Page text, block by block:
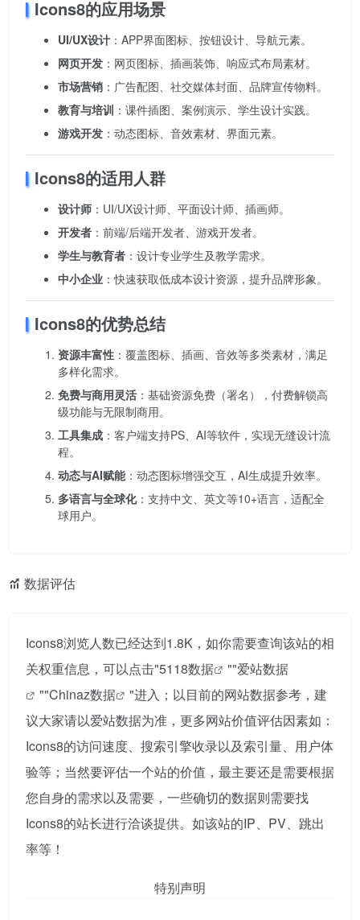
Icons8的应用场景
UI/UX设计 ：APP界面图标、按钮设计、导航元素。
网页开发 ：网页图标、插画装饰、响应式布局素材。
市场营销 ：广告配图、社交媒体封面、品牌宣传物料。
教育与培训 ：课件插图、案例演示、学生设计实践。
游戏开发 ：动态图标、音效素材、界面元素。
Icons8的适用人群
设计师 ：UI/UX设计师、平面设计师、插画师。
开发者 ：前端/后端开发者、游戏开发者。
学生与教育者 ：设计专业学生及教学需求。
中小企业 ：快速获取低成本设计资源，提升品牌形象。
Icons8的优势总结
资源丰富性 ：覆盖图标、插画、音效等多类素材，满足
多样化需求。
免费与商用灵活 ：基础资源免费（署名），付费解锁高
级功能与无限制商用。
工具集成 ：客户端支持PS、AI等软件，实现无缝设计流
程。
动态与AI赋能：动态图标增强交互，AI生成提升效率。
多语言与全球化：支持中文、英文等10+语言，适配全
球用户。
数据评估
Icons8浏览人数已经达到1.8K，如你需要查询该站的相
关权重信息，可以点击"5118数据 ""爱站数据
""Chinaz数据
"进入；以目前的网站数据参考，建
议大家请以爱站数据为准，更多网站价值评估因素如：
Icons8的访问速度、搜索引擎收录以及索引量、用户体
验等；当然要评估一个站的价值，最主要还是需要根据
您自身的需求以及需要，一些确切的数据则需要找
Icons8的站长进行洽谈提供。如该站的IP、PV、跳出
率等！
特别声明